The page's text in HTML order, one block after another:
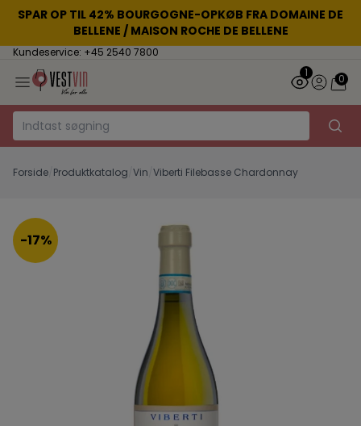
SPAR OP TIL 42% BOURGOGNE-OPKØB FRA DOMAINE DE
BELLENE / MAISON ROCHE DE BELLENE
Kundeservice: +45 2540 7800
1
0
Forside Produktkatalog Vin Viberti Filebasse Chardonnay
-17%